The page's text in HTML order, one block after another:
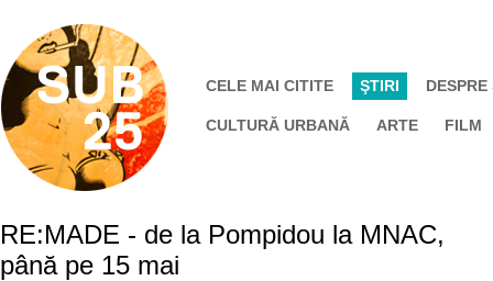
CELE MAI CITITE ŞTIRI DESPRE
CULTURĂ URBANĂ ARTE FILM
RE:MADE - de la Pompidou la MNAC,
până pe 15 mai